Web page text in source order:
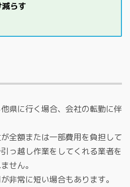
らす
県に行く場合、会社の転勤に伴
全額または一部費用を負担して
っ越し作業をしてくれる業者を
せん。
非常に短い場合もあります。